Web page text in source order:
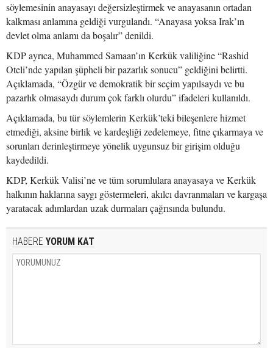
söylemesinin anayasayı değersizleştirmek ve anayasanın ortadan
kalkması anlamına geldiği vurgulandı. “Anayasa yoksa Irak’ın
devlet olma anlamı da boşalır” denildi.
KDP ayrıca, Muhammed Samaan’ın Kerkük valiliğine “Rashid
Oteli’nde yapılan şüpheli bir pazarlık sonucu” geldiğini belirtti.
Açıklamada, “Özgür ve demokratik bir seçim yapılsaydı ve bu
pazarlık olmasaydı durum çok farklı olurdu” ifadeleri kullanıldı.
Açıklamada, bu tür söylemlerin Kerkük’teki bileşenlere hizmet
etmediği, aksine birlik ve kardeşliği zedelemeye, fitne çıkarmaya ve
sorunları derinleştirmeye yönelik uygunsuz bir girişim olduğu
kaydedildi.
KDP, Kerkük Valisi’ne ve tüm sorumlulara anayasaya ve Kerkük
halkının haklarına saygı göstermeleri, akılcı davranmaları ve kargaşa
yaratacak adımlardan uzak durmaları çağrısında bulundu.
HABERE YORUM KAT